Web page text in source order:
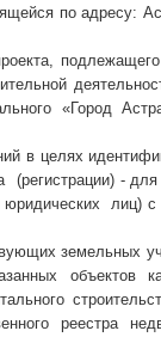
по адресу:
«Город
в целях
-
лиц) с
земельных
объектов
реестра